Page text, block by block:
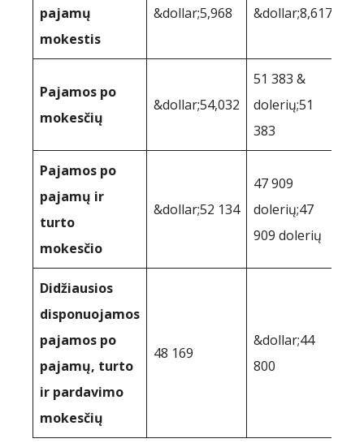
pajamų
mokestis
&dollar;5,968 &dollar;8,617
Pajamos po
mokesčių
&dollar;54,032
51 383 &
dolerių;51
383
Pajamos po
pajamų ir
turto
mokesčio
&dollar;52 134
47 909
dolerių;47
909 dolerių
Didžiausios
disponuojamos
pajamos po
pajamų, turto
ir pardavimo
mokesčių
48 169
&dollar;44
800